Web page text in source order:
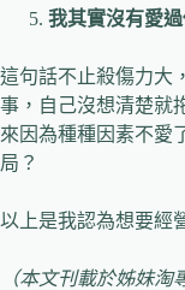
我其實沒有愛過
這句話不止殺傷力大
事，自己沒想清楚就
來因為種種因素不愛
局？
以上是我認為想要經
（本文刊載於姊妹淘